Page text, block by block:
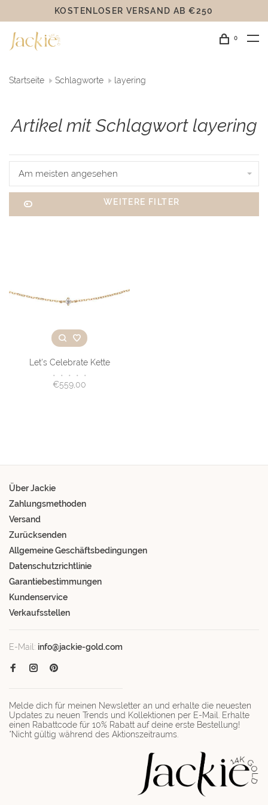
KOSTENLOSER VERSAND AB €250
0
Startseite Schlagworte layering
Artikel mit Schlagwort layering
Am meisten angesehen
WEITERE FILTER
Let's Celebrate Kette
• • • • •
€559,00
Über Jackie
Zahlungsmethoden
Versand
Zurücksenden
Allgemeine Geschäftsbedingungen
Datenschutzrichtlinie
Garantiebestimmungen
Kundenservice
Verkaufsstellen
E-Mail: info@jackie-gold.com
Melde dich für meinen Newsletter an und erhalte die neuesten
Updates zu neuen Trends und Kollektionen per E-Mail. Erhalte
einen Rabattcode für 10% Rabatt auf deine erste Bestellung!
*Nicht gültig während des Aktionszeitraums.